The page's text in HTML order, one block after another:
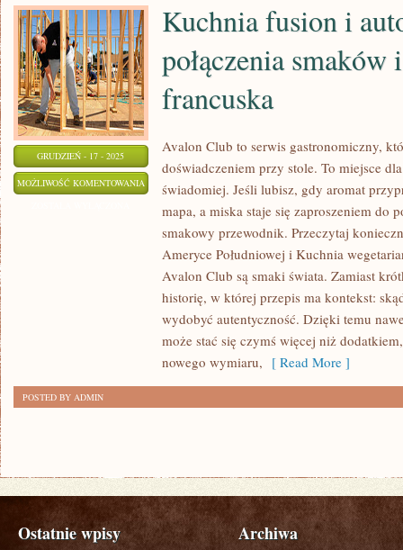
GRUDZIEŃ - 17 - 2025
MOŻLIWOŚĆ KOMENTOWANIA
AUTORSKIE
POŁĄCZENIA
SMAKÓW
KUCHNIA
FRANCUSKA
Kuchnia fusion i
połączenia
francuska
Avalon Club to serwis gastronomiczny,
doświadczeniem przy stole. To miejsce
świadomiej. Jeśli lubisz, gdy aromat
mapa, a miska staje się zaproszeniem do
smakowy przewodnik. Przeczytaj
Ameryce Południowej i Kuchnia
Avalon Club są smaki świata. Zamiast
historię, w której przepis ma kontekst:
wydobyć autentyczność. Dzięki temu
może stać się czymś więcej niż
nowego wymiaru, [ Read More ]
POSTED BY ADMIN
Ostatnie wpisy Archiwa